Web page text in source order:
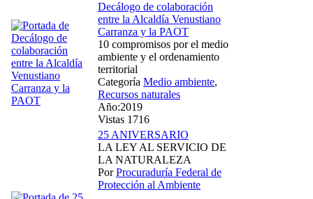
Decálogo de colaboración
entre la Alcaldía Venustiano
Carranza y la PAOT
10 compromisos por el medio
ambiente y el ordenamiento
territorial
Categoría Medio ambiente,
Recursos naturales
Año:2019
Vistas 1716
25 ANIVERSARIO
LA LEY AL SERVICIO DE
LA NATURALEZA
PorProcuraduría Federal de
Protección al Ambiente